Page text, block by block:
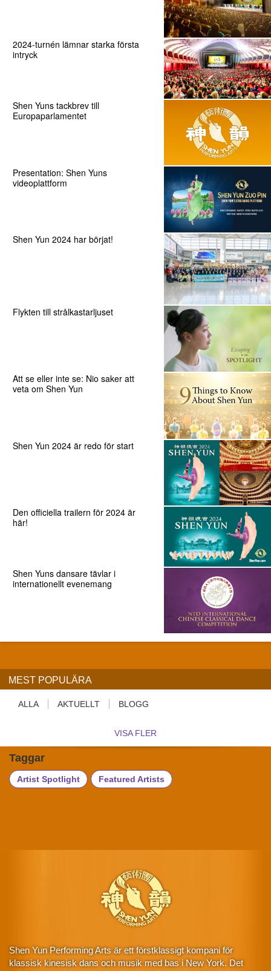
2024-turnén lämnar starka första
intryck
Shen Yuns tackbrev till
Europaparlamentet
Presentation: Shen Yuns
videoplattform
Shen Yun 2024 har börjat!
Flykten till strålkastarljuset
Att se eller inte se: Nio saker att
veta om Shen Yun
Shen Yun 2024 är redo för start
Den officiella trailern för 2024 är
här!
Shen Yuns dansare tävlar i
internationellt evenemang
MEST POPULÄRA
ALLA AKTUELLT BLOGG
VISA FLER
Taggar
Artist Spotlight Featured Artists
Shen Yun Performing Arts är ett förstklassigt kompani för
klassisk kinesisk dans och musik med bas i New York. Det